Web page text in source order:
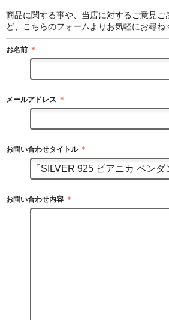
商品に関する事や、当店に対するご意見ご
ど、こちらのフォームよりお気軽にお尋ね
お名前 ＊
メールアドレス ＊
お問い合わせタイトル ＊
お問い合わせ内容 ＊